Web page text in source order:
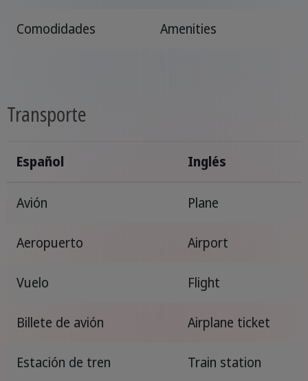
Comodidades Amenities
Transporte
Español Inglés
Avión Plane
Aeropuerto Airport
Vuelo Flight
Billete de avión Airplane ticket
Estación de tren Train station